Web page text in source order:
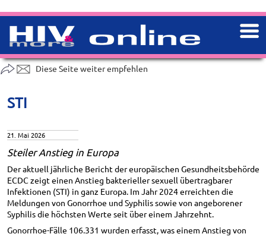
STI
21. Mai 2026
Steiler Anstieg in Europa
Der aktuell jährliche Bericht der europäischen Gesundheitsbehörde
ECDC zeigt einen Anstieg bakterieller sexuell übertragbarer
Infektionen (STI) in ganz Europa. Im Jahr 2024 erreichten die
Meldungen von Gonorrhoe und Syphilis sowie von angeborener
Syphilis die höchsten Werte seit über einem Jahrzehnt.
Gonorrhoe-Fälle 106.331 wurden erfasst, was einem Anstieg von
Diese Seite weiter empfehlen